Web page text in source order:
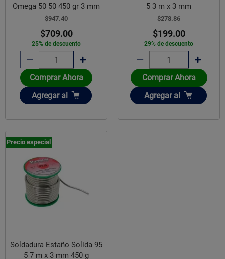
Omega 50 50 450 gr 3 mm
$947.40
$709.00
25% de descuento
Comprar Ahora
Añadir
Agregar al
5 3 m x 3 mm
$278.86
$199.00
29% de descuento
Comprar Ahora
Añadir
Agregar al
Precio especial
Soldadura Estaño Solida 95
5 7 m x 3 mm 450 g